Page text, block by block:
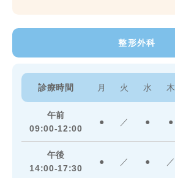
整形外科
診療時間 月 火 水 木
午前
09:00-12:00
● ／ ● ●
午後
14:00-17:30
● ／ ● ／